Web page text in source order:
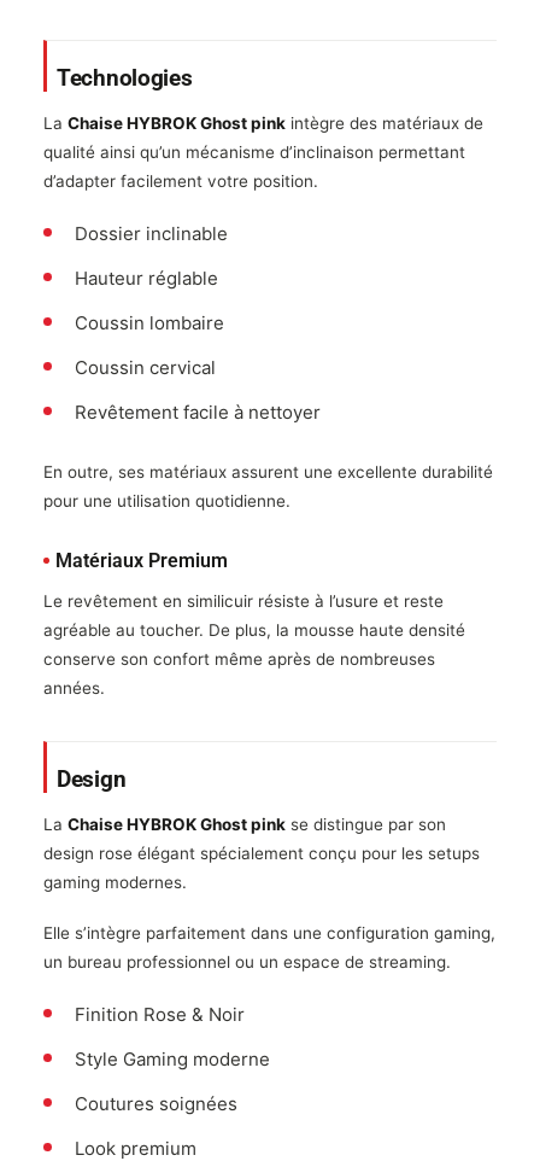
Technologies
La Chaise HYBROK Ghost pink intègre des matériaux de
qualité ainsi qu’un mécanisme d’inclinaison permettant
d’adapter facilement votre position.
Dossier inclinable
Hauteur réglable
Coussin lombaire
Coussin cervical
Revêtement facile à nettoyer
En outre, ses matériaux assurent une excellente durabilité
pour une utilisation quotidienne.
Matériaux Premium
Le revêtement en similicuir résiste à l’usure et reste
agréable au toucher. De plus, la mousse haute densité
conserve son confort même après de nombreuses
années.
Design
La Chaise HYBROK Ghost pink se distingue par son
design rose élégant spécialement conçu pour les setups
gaming modernes.
Elle s’intègre parfaitement dans une configuration gaming,
un bureau professionnel ou un espace de streaming.
Finition Rose & Noir
Style Gaming moderne
Coutures soignées
Look premium